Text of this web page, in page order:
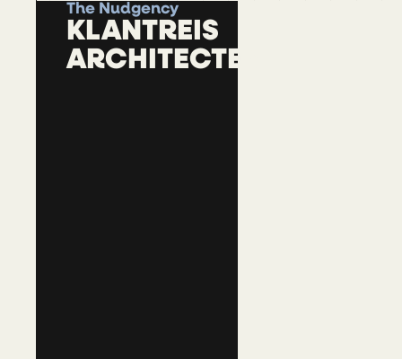
The Nudgency
KLANTREIS
ARCHITECTEN